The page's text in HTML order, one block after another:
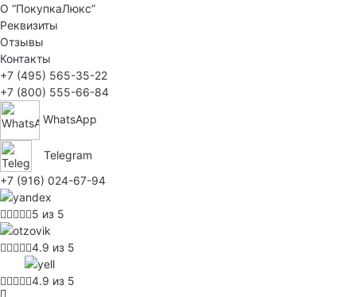
О “ПокупкаЛюкс”
Реквизиты
Отзывы
Контакты
+7 (495) 565-35-22
+7 (800) 555-66-84
WhatsApp
Telegram
+7 (916) 024-67-94
5 из 5
4.9 из 5
4.9 из 5